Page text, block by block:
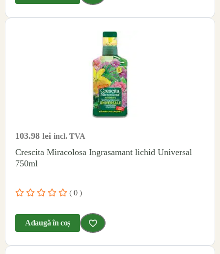
103.98 lei incl. TVA
Crescita Miracolosa Ingrasamant lichid Universal
750ml
( 0 )
Adaugă în coș